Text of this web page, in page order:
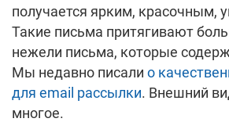
получается ярким, красочным,
Такие письма притягивают
нежели письма, которые
Мы недавно писали о
для email рассылки. Внешний
многое.